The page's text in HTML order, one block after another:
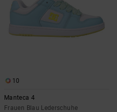
10
Manteca 4
Frauen Blau Lederschuhe